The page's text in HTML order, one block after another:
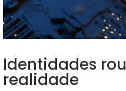
Identidades
realidade